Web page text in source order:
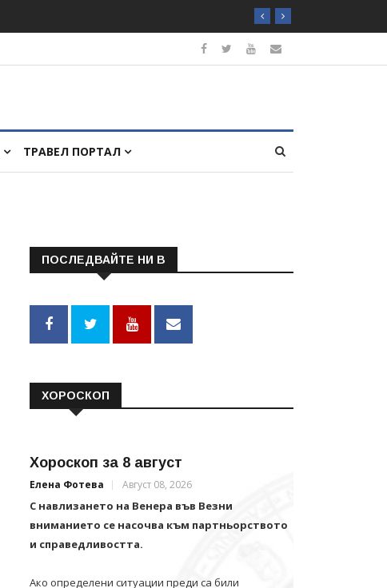
ТРАВЕЛ ПОРТАЛ
ПОСЛЕДВАЙТЕ НИ В
ХОРОСКОП
Хороскоп за 8 август
Елена Фотева Август 08, 2026
С навлизането на Венера във Везни
вниманието се насочва към партньорството
и справедливостта.
Ако определени ситуации преди са били